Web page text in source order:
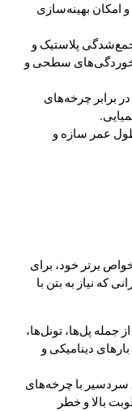
امکان بهینه‌سازی
پلاستیک و
سطحی و
برابر چرخه‌های
عمر سازه و
برتر خود، برای
که نیاز به بتن با
از جمله پل‌ها، تونل‌ها،
دینامیکی و
با چرخه‌های
بالا و خطر